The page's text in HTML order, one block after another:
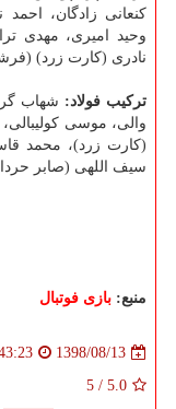
كنعانی زادگان،
نادری (كارت زرد) (فرشاد احمدزاده
تركیب فولاد:
والی، موسی
سیف اللهی (صابر حردانی ۵۳)، حسن بیت سعید و لوسیانو
منبع: بازی فوتبال
1398/08/13
5.0
/
5